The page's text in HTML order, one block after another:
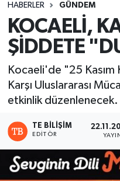
HABERLER GÜNDEM
KOCAELİ,
ŞİDDETE
Kocaeli'de "25 Kasım
Karşı Uluslararası
etkinlik düzenlenecek.
TE BILIŞIM
EDITÖR